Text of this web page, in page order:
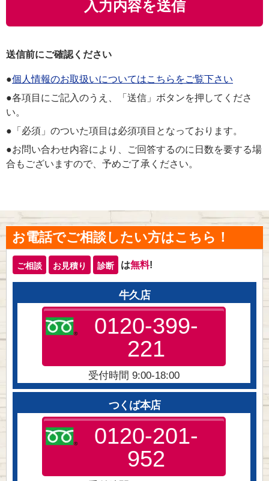
送信前にご確認ください
●個人情報のお取扱いについてはこちらをご覧下さい
●各項目にご記入のうえ、「送信」ボタンを押してくださ
い。
●「必須」のついた項目は必須項目となっております。
●お問い合わせ内容により、ご回答するのに日数を要する場
合もございますので、予めご了承ください。
お電話でご相談したい方はこちら！
ご相談 お見積り 診断 は無料!
牛久店
0120-399-
221
受付時間 9:00-18:00
つくば本店
0120-201-
952